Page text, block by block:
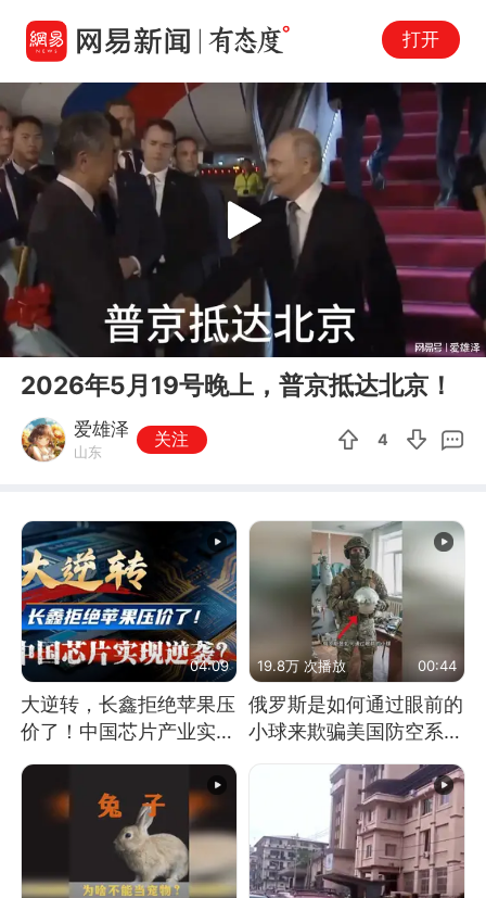
打开
00:00 03:19
Play
2026年5月19号晚上，普京抵达北京！
爱雄泽
山东
关注 4
04:09
大逆转，长鑫拒绝苹果压
价了！中国芯片产业实现
怎样的逆袭？
19.8万 次播放 00:44
俄罗斯是如何通过眼前的
小球来欺骗美国防空系统